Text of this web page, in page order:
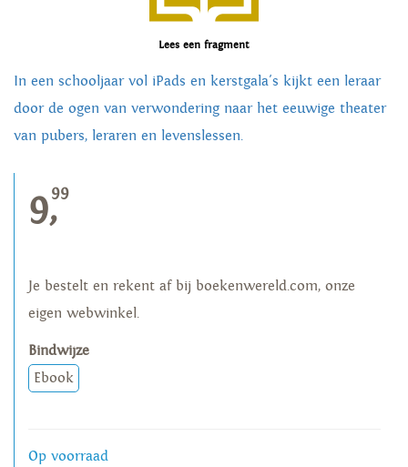
Lees een fragment
In een schooljaar vol iPads en kerstgala's kijkt een leraar
door de ogen van verwondering naar het eeuwige theater
van pubers, leraren en levenslessen.
9,99
Je bestelt en rekent af bij boekenwereld.com, onze
eigen webwinkel.
Bindwijze
Ebook
Op voorraad